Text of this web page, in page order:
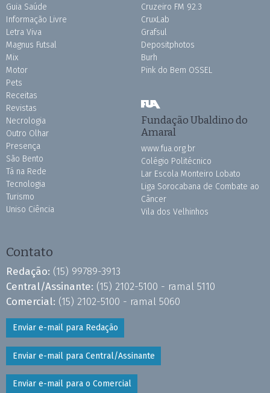
Guia Saúde
Informação Livre
Letra Viva
Magnus Futsal
Mix
Motor
Pets
Receitas
Revistas
Necrologia
Outro Olhar
Presença
São Bento
Tá na Rede
Tecnologia
Turismo
Uniso Ciência
Cruzeiro FM 92.3
CruxLab
Grafsul
Depositphotos
Burh
Pink do Bem OSSEL
Fundação Ubaldino do
Amaral
www.fua.org.br
Colégio Politécnico
Lar Escola Monteiro Lobato
Liga Sorocabana de Combate ao
Câncer
Vila dos Velhinhos
Contato
Redação: (15) 99789-3913
Central/Assinante: (15) 2102-5100 - ramal 5110
Comercial: (15) 2102-5100 - ramal 5060
Enviar e-mail para Redação
Enviar e-mail para Central/Assinante
Enviar e-mail para o Comercial